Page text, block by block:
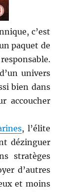
c’est
paquet de
univers
bien dans
accoucher
, l’élite
dézinguer
stratèges
d’autres
et moins